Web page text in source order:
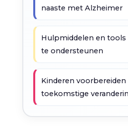
naaste met Alzheimer
Hulpmiddelen en
te ondersteunen
Kinderen voorbereiden
toekomstige